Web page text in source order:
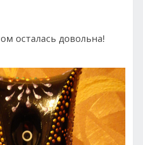
осталась довольна!